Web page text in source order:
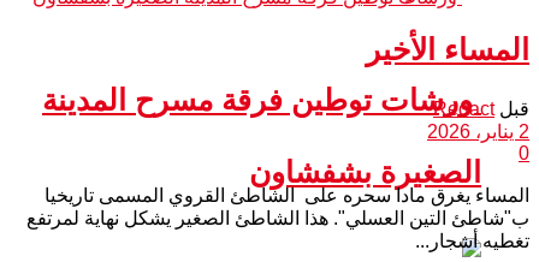
ورشات توطين فرقة مسرح المدينة
الصغيرة بشفشاون
المساء الأخير
قبل Redact
2 يناير، 2026
0
المساء يغرق مادا سحره على الشاطئ القروي المسمى تاريخيا
ب"شاطئ التين العسلي". هذا الشاطئ الصغير يشكل نهاية لمرتفع
تغطيه أشجار...